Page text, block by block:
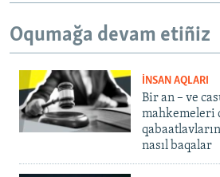
Oqumağa devam etiñiz
İNSAN AQLARI
Bir an – ve
mahkemeleri
nasıl baqalar